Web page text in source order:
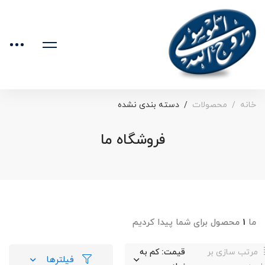
خانه محصولات دسته بندی نشده
فروشگاه ما
ما ۱ محصول برای شما پیدا کردیم
مرتب سازی بر
قیمت: کم به
فیلترها